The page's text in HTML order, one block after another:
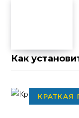
Как
КРАТКАЯ